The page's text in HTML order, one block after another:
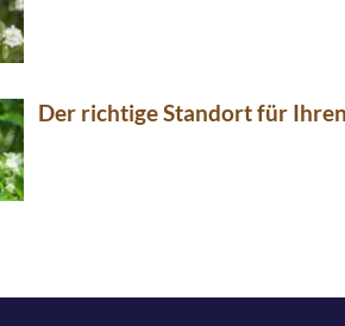
Der richtige Standort für